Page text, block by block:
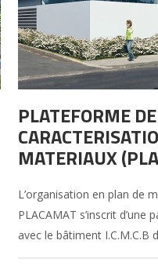
PLATEFORME DE
MATERIAUX
L’organisation en plan de
PLACAMAT s’inscrit
avec le bâtiment I.C.M.C.B